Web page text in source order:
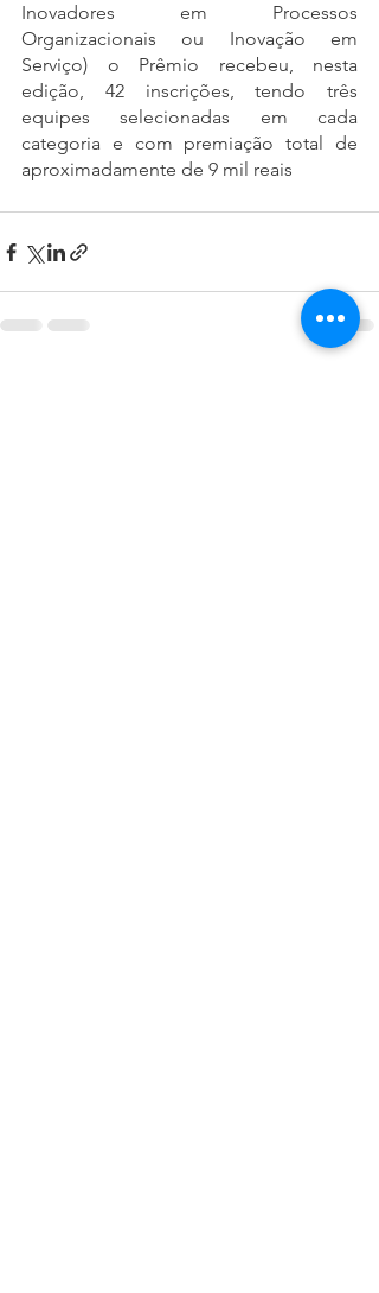
Inovadores em Processos
Organizacionais ou Inovação em
Serviço) o Prêmio recebeu, nesta
edição, 42 inscrições, tendo três
equipes selecionadas em cada
categoria e com premiação total de
aproximadamente de 9 mil reais